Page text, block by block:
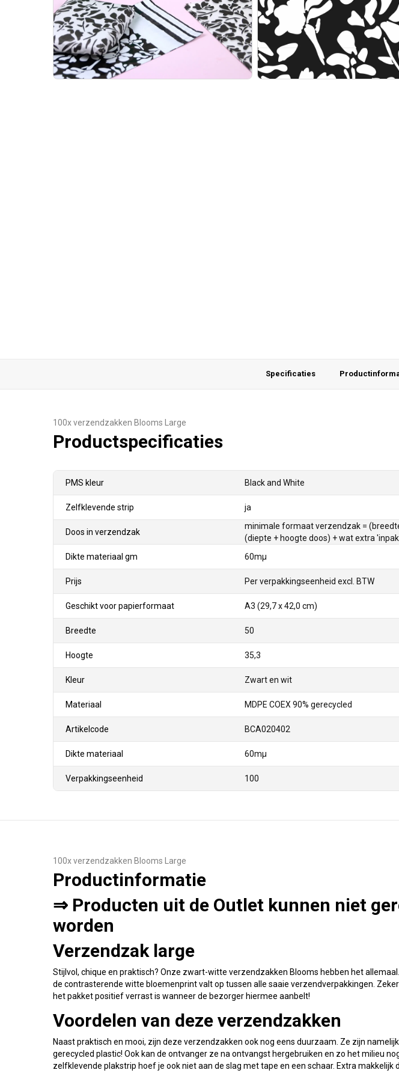
Specificaties
100x verzendzakken Blooms Large
Productspecificaties
PMS kleur Black and White
Zelfklevende strip ja
Doos in verzendzak
minimale formaat verzendzak =
(diepte + hoogte doos) + wat extra
Dikte materiaal gm
60mµ
Prijs Per verpakkingseenheid excl. BTW
Geschikt voor papierformaat A3 (29,7 x 42,0 cm)
Breedte 50
Hoogte 35,3
Kleur Zwart en wit
Materiaal MDPE COEX 90% gerecycled
Artikelcode BCA020402
Dikte materiaal 60mµ
Verpakkingseenheid 100
100x verzendzakken Blooms Large
Productinformatie
⇒ Producten uit de Outlet kunnen niet
worden
Verzendzak large
Stijlvol, chique en praktisch? Onze zwart-witte verzendzakken Blooms hebben het
de contrasterende witte bloemenprint valt op tussen alle saaie verzendverpakkingen.
het pakket positief verrast is wanneer de bezorger hiermee aanbelt!
Voordelen van deze verzendzakken
Naast praktisch en mooi, zijn deze verzendzakken ook nog eens duurzaam. Ze zijn
gerecycled plastic! Ook kan de ontvanger ze na ontvangst hergebruiken en zo het milieu
zelfklevende plakstrip hoef je ook niet aan de slag met tape en een schaar. Extra makkelijk